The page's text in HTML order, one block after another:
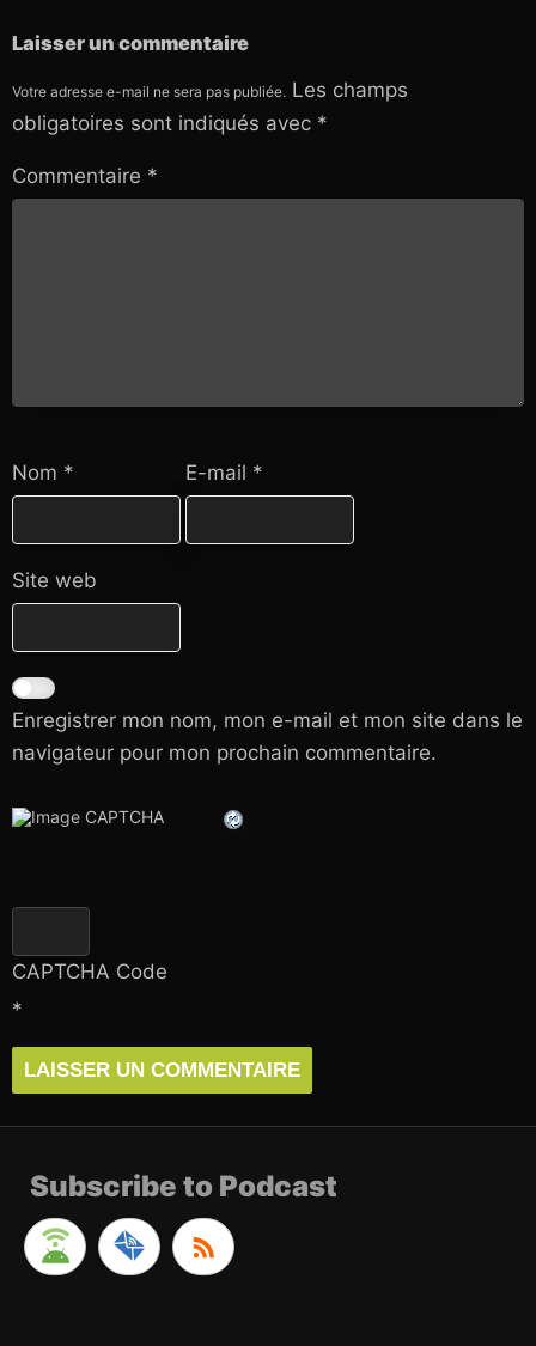
Laisser un commentaire
Votre adresse e-mail ne sera pas publiée. Les champs
obligatoires sont indiqués avec *
Commentaire *
Nom * E-mail *
Site web
Enregistrer mon nom, mon e-mail et mon site dans le
navigateur pour mon prochain commentaire.
CAPTCHA Code
*
Subscribe to Podcast